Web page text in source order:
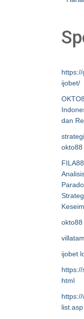
ijobet/
dan
okto88
FILA88
okto88
ijobet
html
list.asp